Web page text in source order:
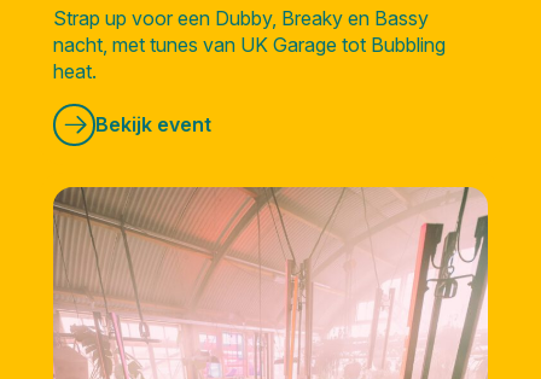
Strap up voor een Dubby, Breaky en Bassy
nacht, met tunes van UK Garage tot Bubbling
heat.
Bekijk event